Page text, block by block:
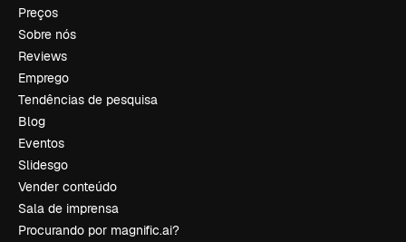
Preços
Sobre nós
Reviews
Emprego
Tendências de pesquisa
Blog
Eventos
Slidesgo
Vender conteúdo
Sala de imprensa
Procurando por magnific.ai?